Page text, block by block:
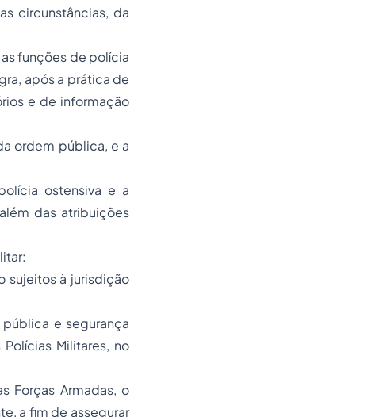
circunstâncias, da
funções de polícia
após a prática de
e de informação
ordem pública, e a
ostensiva e a
das atribuições
sujeitos à jurisdição
e segurança
Militares, no
Forças Armadas, o
a fim de assegurar